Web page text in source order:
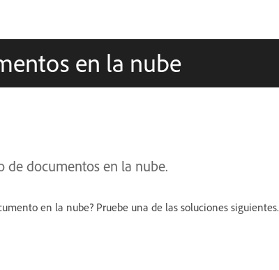
en la nube
de documentos en la nube.
en la nube? Pruebe una de las soluciones siguientes.